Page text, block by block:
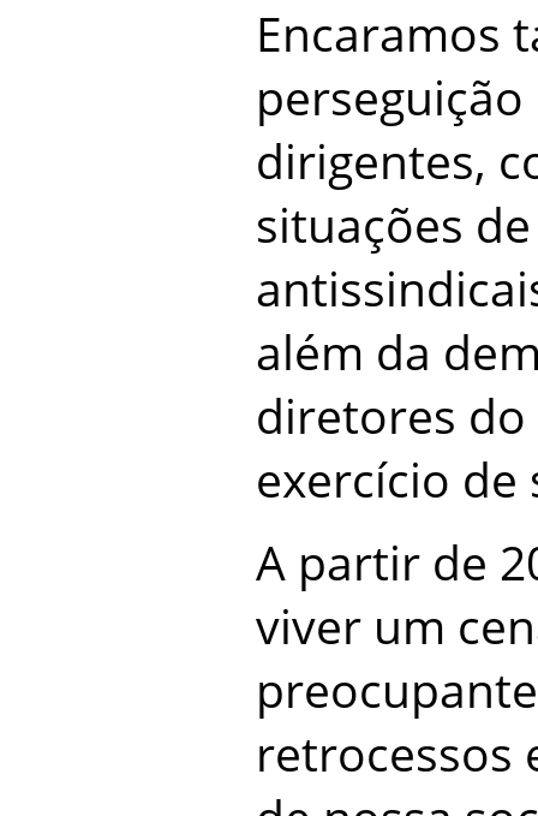
Encaramos
dirigentes,
situações
além da
diretores do
exercício de
A partir de
viver um
retrocessos